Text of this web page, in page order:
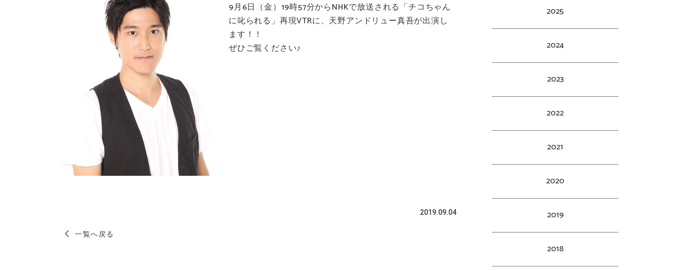
9月6日（金）19時57分からNHKで放送される「チコちゃん
に叱られる」再現VTRに、天野アンドリュー真吾が出演し
ます！！
ぜひご覧ください♪
2019.09.04
一覧へ戻る
2025
2024
2023
2022
2021
2020
2019
2018